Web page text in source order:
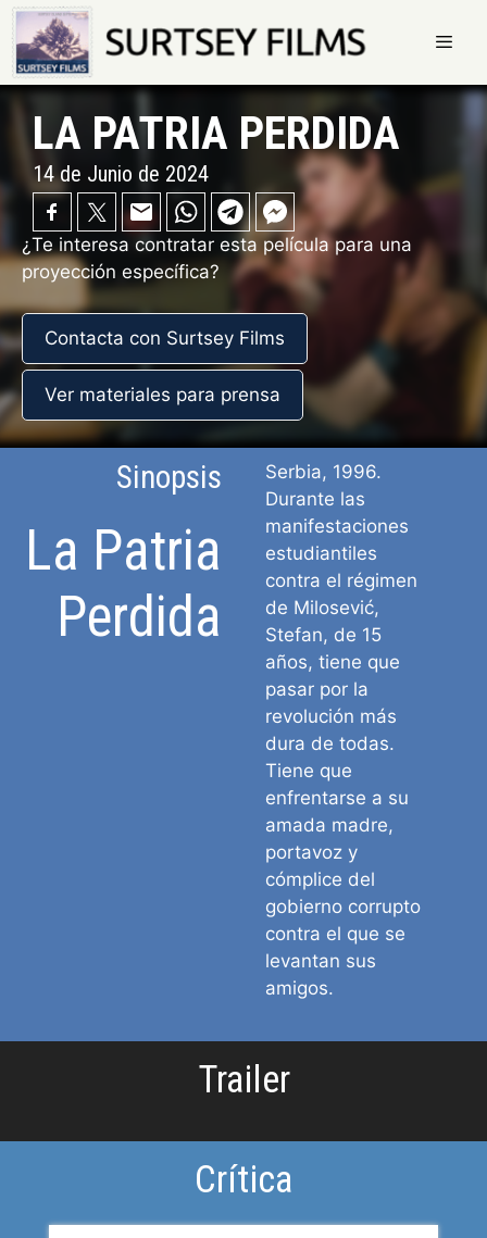
Saltar
al
contenido
LA PATRIA PERDIDA
14 de Junio de 2024
¿Te interesa contratar esta película para una
proyección específica?
Contacta con Surtsey Films
Ver materiales para prensa
Sinopsis
La Patria
Perdida
Serbia, 1996.
Durante las
manifestaciones
estudiantiles
contra el régimen
de Milosević,
Stefan, de 15
años, tiene que
pasar por la
revolución más
dura de todas.
Tiene que
enfrentarse a su
amada madre,
portavoz y
cómplice del
gobierno corrupto
contra el que se
levantan sus
amigos.
Trailer
Crítica